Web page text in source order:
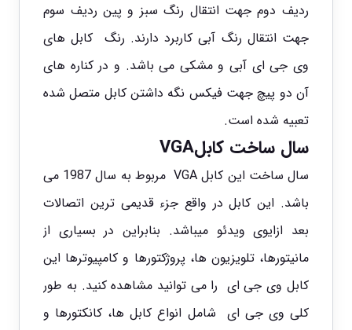
ردیف دوم جهت انتقال رنگ سبز و پین ردیف سوم
جهت انتقال رنگ آبی کاربرد دارند. رنگ کابل های
وی جی ای آبی و مشکی می باشد. و در کناره های
آن دو پیچ جهت فیکس نگه داشتن کابل متصل شده
تعبیه شده است.
سال ساخت کابلVGA
سال ساخت این کابل VGA مربوط به سال 1987 می
باشد. این کابل در واقع جزء قدیمی ترین اتصالات
بعد ازایوی ویدئو میباشد. بنابراین در بسیاری از
مانیتورها، تلویزیون ها، پروژکتورها و کامپیوترها این
کابل وی جی ای را می توانید مشاهده کنید. به طور
کلی وی جی ای شامل انواع کابل ها، کانکتورها و